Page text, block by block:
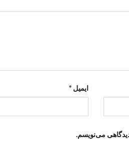
ایمیل *
می‌نویسم.